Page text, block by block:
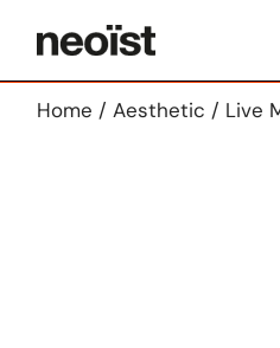
Home Aesthetic Live